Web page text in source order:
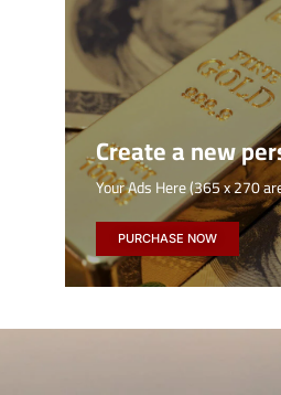
Create a new
Your Ads Here (365 x 270
PURCHASE NOW